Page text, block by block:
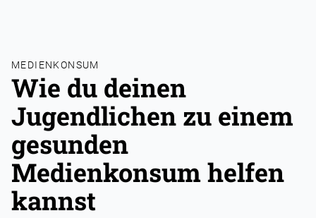
MEDIENKONSUM
Wie du deinen
Jugendlichen zu einem
gesunden
Medienkonsum helfen
kannst